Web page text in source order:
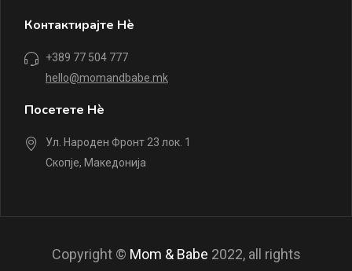
Контактирајте Нè
+389 77 504 777
hello@momandbabe.mk
Посетете Нè
Ул. Народен Фронт 23 лок. 1
Скопје, Македонија
Copyright © Mom & Babe 2022, all rights